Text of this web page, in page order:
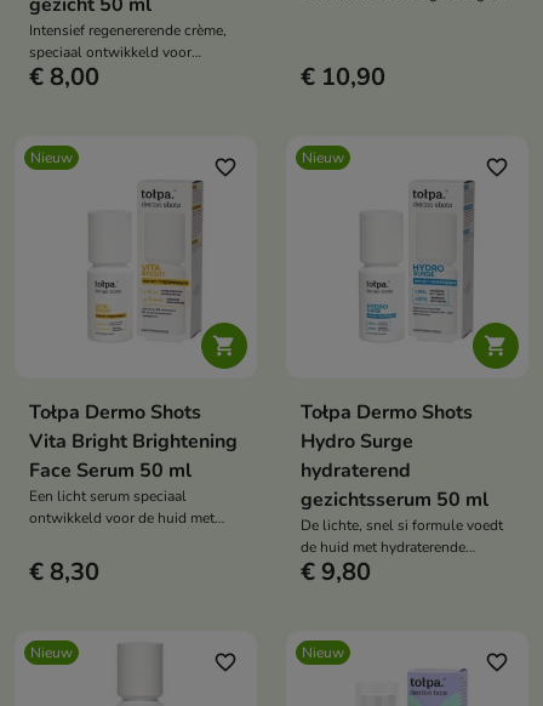
Intensief regenererende crème,
speciaal ontwikkeld voor
vermoeide, droge huid die
€ 8,00 € 10,90
Nieuw

favorite_border
Tołpa Dermo Shots
Vita Bright Brightening
Face Serum 50 ml
Een licht serum speciaal
ontwikkeld voor de huid met
ongelijkmatige teint en tekenen
van vermoeidheid.
€ 8,30
Nieuw

favorite_border
Tołpa Dermo Shots
Hydro Surge
hydraterend
gezichtsserum 50 ml
De lichte, snel si formule voedt
de huid met hydraterende
ingrediënten.
€ 9,80
Nieuw favorite_border Nieuw favorite_border